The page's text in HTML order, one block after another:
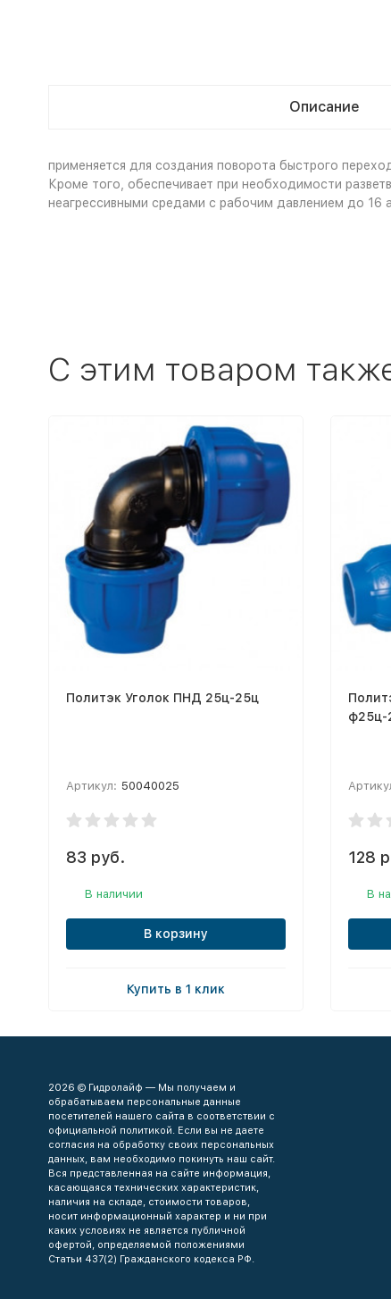
Описание
применяется для создания поворота быстрого
Кроме того, обеспечивает при необходимости
неагрессивными средами с рабочим давлением до 16
C этим товаром
Политэк Уголок ПНД 25ц-25ц
Артикул: 50040025
83 руб.
В наличии
В корзину
Купить в 1 клик
ф25ц-
128
В
2026 © Гидролайф — Мы получаем и
обрабатываем персональные данные
посетителей нашего сайта в соответствии с
официальной политикой. Если вы не даете
согласия на обработку своих персональных
данных, вам необходимо покинуть наш сайт.
Вся представленная на сайте информация,
касающаяся технических характеристик,
наличия на складе, стоимости товаров,
носит информационный характер и ни при
каких условиях не является публичной
офертой, определяемой положениями
Статьи 437(2) Гражданского кодекса РФ.